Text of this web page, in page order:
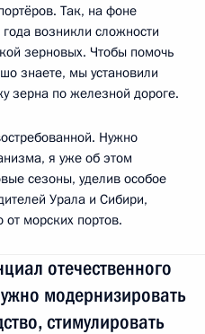
Так, на фоне
возникли сложности
зерновых. Чтобы помочь
знаете, мы установили
зерна по железной дороге.
Нужно
я уже об этом
сезоны, уделив особое
Урала и Сибири,
морских портов.
отечественного
модернизировать
стимулировать